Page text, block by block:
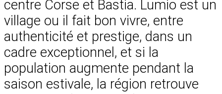
centre Corse et Bastia. Lumio est un
village ou il fait bon vivre, entre
authenticité et prestige, dans un
cadre exceptionnel, et si la
population augmente pendant la
saison estivale, la région retrouve